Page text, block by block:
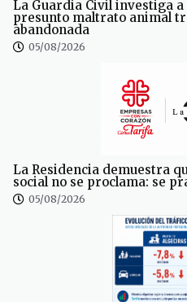
La Guardia Civil investiga
presunto maltrato animal
abandonada
05/08/2026
La Residencia demuestra
social no se proclama: se
05/08/2026